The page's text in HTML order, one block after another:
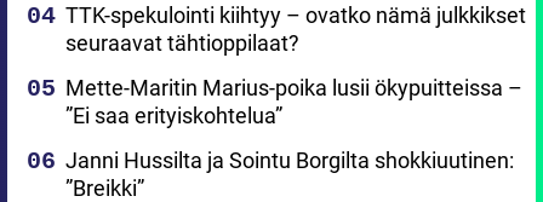
TTK-spekulointi kiihtyy – ovatko nämä julkkikset
seuraavat tähtioppilaat?
Mette-Maritin Marius-poika lusii ökypuitteissa –
”Ei saa erityiskohtelua”
Janni Hussilta ja Sointu Borgilta shokkiuutinen:
”Breikki”